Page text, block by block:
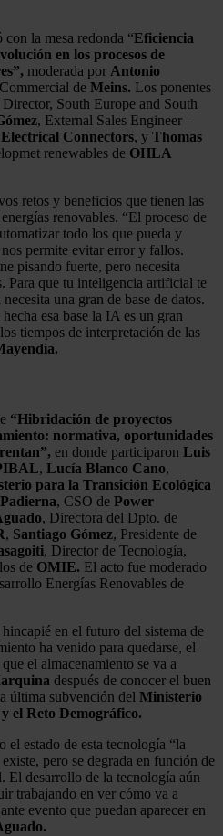
la mesa redonda “Eficiencia
en los procesos de
moderada por Antonio
de Meins. Los ponentes
South Europe and South
, External Sales Engineer –
Connectors, y Thomas
renewables de OHLA
retos y beneficios que tienen las
renovables. “El proceso de
todo los que pueda y
permite evitar error y fallos.
pisando fuerte, pero necesita
Para que tu inteligencia artificial te
una gran de base de datos.
esa base la IA es un gran
tiempos de interpretación de las
“Hibridación de proyectos
normativa, oportunidades
en donde participaron Luis
, Lucía Blanco Cano,
para la Transición Ecológica
, CSO de Power
, Directora del Dpto. de
, Santiago Gómez, Presidente de
, Director de Tecnología,
de OMIE. El acto fue moderado
Energías Renovables de
en el futuro del sistema de
ha venido para quedarse, el
el almacenamiento se va a
después de conocer el buen
última subvención del Ministerio
el Reto Demográfico.
el estado de esta tecnología “la
pero se degrada en función de
El desarrollo de la tecnología aún
trabajando en ver cómo va a
evento que puedan aparecer en